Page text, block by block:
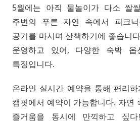
5월에는 아직 물놀이가 다소 쌀
주변의 푸른 자연 속에서 피크
공기를 마시며 산책하기에 좋습니
운영하고 있어, 다양한 숙박 옵
특징입니다.
온라인 실시간 예약을 통해 편리
캠핏에서 예약이 가능합니다. 자연
즐거움을 동시에 만끽하고 싶